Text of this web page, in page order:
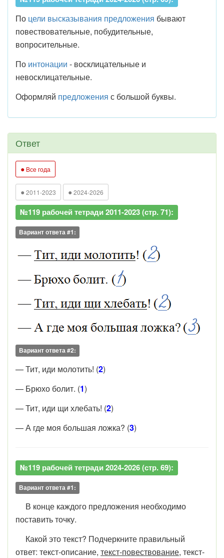
По цели высказывания предложения бывают
повествовательные, побудительные,
вопросительные.
По интонации - восклицательные и
невосклицательные.
Оформляй предложения с большой буквы.
Ответ
● Все года
● 2011-2023 ● 2024-2026
№119 рабочей тетради 2011-2023 (стр. 71):
Вариант ответа #1:
Вариант ответа #2:
— Тит, иди молотить! (2)
— Брюхо болит. (1)
— Тит, иди щи хлебать! (2)
— А где моя большая ложка? (3)
№119 рабочей тетради 2024-2026 (стр. 69):
Вариант ответа #1:
В конце каждого предложения необходимо
поставить точку.
Какой это текст? Подчеркните правильный
ответ: текст-описание, текст-повествование, текст-